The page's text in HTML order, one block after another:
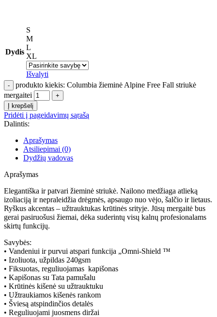
Dydis
S
M
L
XL
Išvalyti
produkto kiekis: Columbia žieminė Alpine Free Fall striukė
mergaitei
Į krepšelį
Pridėti į pageidavimų sąrašą
Dalintis:
Aprašymas
Atsiliepimai (0)
Dydžių vadovas
Aprašymas
Elegantiška ir patvari žieminė striukė. Nailono medžiaga atlieką
izoliaciją ir nepraleidžia drėgmės, apsaugo nuo vėjo, šalčio ir lietaus.
Ryškus akcentas – užtrauktukas krūtinės srityje. Jūsų mergaitė bus
gerai pasiruošusi žiemai, dėka suderintų visų kalnų profesionalams
skirtų funkcijų.
Savybės:
• Vandeniui ir purvui atspari funkcija „Omni-Shield ™
• Izoliuota, užpildas 240gsm
• Fiksuotas, reguliuojamas kapišonas
• Kapišonas su Tata pamušalu
• Krūtinės kišenė su užtrauktuku
• Užtraukiamos kišenės rankom
• Šviesą atspindinčios detalės
• Reguliuojami juosmens diržai